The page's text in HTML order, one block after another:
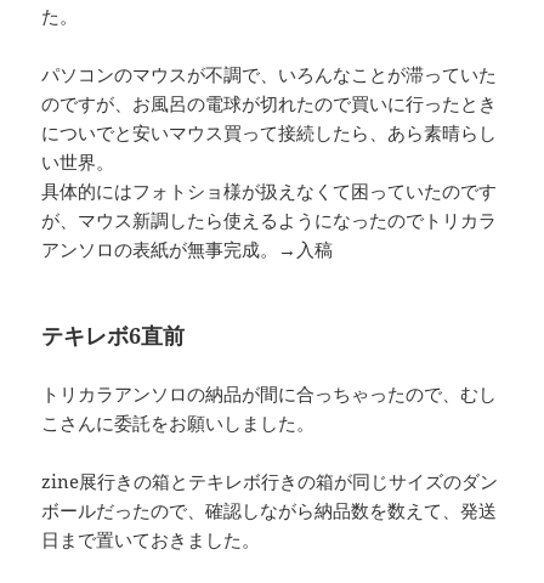
た。
パソコンのマウスが不調で、いろんなことが滞っていた
のですが、お風呂の電球が切れたので買いに行ったとき
についでと安いマウス買って接続したら、あら素晴らし
い世界。
具体的にはフォトショ様が扱えなくて困っていたのです
が、マウス新調したら使えるようになったのでトリカラ
アンソロの表紙が無事完成。→入稿
テキレボ6直前
トリカラアンソロの納品が間に合っちゃったので、むし
こさんに委託をお願いしました。
zine展行きの箱とテキレボ行きの箱が同じサイズのダン
ボールだったので、確認しながら納品数を数えて、発送
日まで置いておきました。